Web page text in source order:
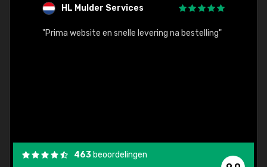
HL Mulder Services
"Prima website en snelle levering na bestelling"
463 beoordelingen